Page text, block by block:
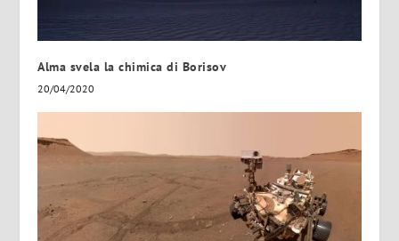
Alma svela la chimica di Borisov
20/04/2020